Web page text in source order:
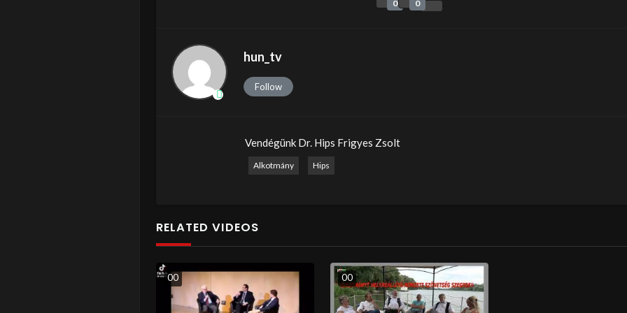
0 0
hun_tv
Follow
Vendégünk Dr. Hips Frigyes Zsolt
Alkotmány Hips
RELATED VIDEOS
00 00